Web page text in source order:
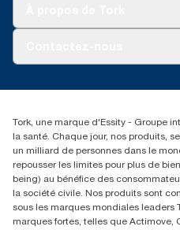
+216 71 11 60 00
52 Rue 8601 ZI
BP194.Tunis, Tunisie
Tork, une marque d'Essity - Groupe
la santé. Chaque jour, nos produits,
un milliard de personnes dans le
repousser les limites pour plus de
being) au bénéfice des
la société civile. Nos produits sont
sous les marques mondiales leaders
marques fortes, telles que Actimove,